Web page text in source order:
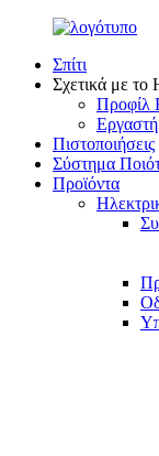
Σπίτι
Σχετικά με το
Προφίλ
Πιστοποιήσεις
Σύστημα
Προϊόντα